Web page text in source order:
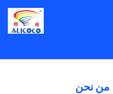
من نحن